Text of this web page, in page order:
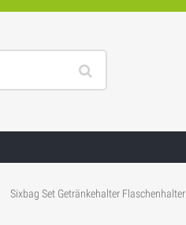
Sixbag Set Getränkehalter Flaschenhalter